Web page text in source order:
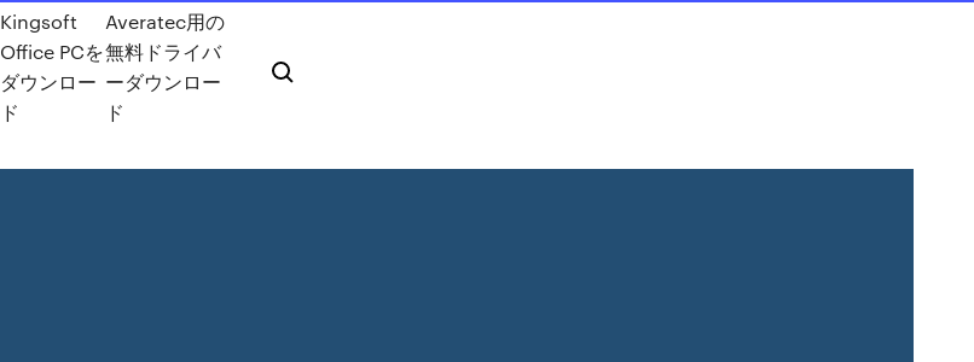
Kingsoft
Office PCを
ダウンロー
ド
Averatec用の
無料ドライバ
ーダウンロー
ド